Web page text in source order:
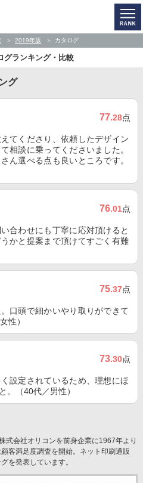
2019年版 カタログ
グランキング・比較
グ
77.28点
てくださり、依頼したデザイン
相談に乗ってくださいました。
ん選べる点も良いところです。
76.01点
合わせにも丁寧に応対頂けると
かと提案まで頂けてすごく有難
75.37点
口頭で細かいやり取りができて
性）
73.30点
設定されているため、理想にほ
。（40代／男性）
式会社オリコンを前身企業に1967年より
客満足度調査を開始。ネット印刷通販
を発表しています。